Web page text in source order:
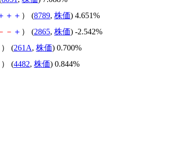
＋ ＋ ） (8789, 株価) 4.651%
－ ＋ ） (2865, 株価) -2.542%
） (261A, 株価) 0.700%
） (4482, 株価) 0.844%